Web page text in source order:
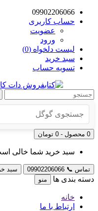
09902206066
حساب کاربری
عضویت
ورود
لیست دلخواه (0)
سبد خرید
تسویه حساب
0 محصول - 0 تومان
سبد خرید شما خالی
تماس 📞
09902206066 سبد
دسته بندی ها منو
خانه
ارتباط با ما